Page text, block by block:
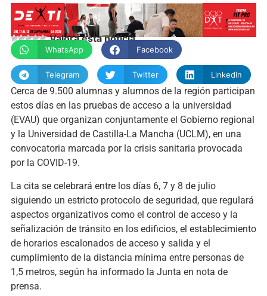
Valora esta noticia
WhatsApp Facebook
Telegram Twitter LinkedIn
Cerca de 9.500 alumnas y alumnos de la región participan
estos días en las pruebas de acceso a la universidad
(EVAU) que organizan conjuntamente el Gobierno regional
y la Universidad de Castilla-La Mancha (UCLM), en una
convocatoria marcada por la crisis sanitaria provocada
por la COVID-19.
La cita se celebrará entre los días 6, 7 y 8 de julio
siguiendo un estricto protocolo de seguridad, que regulará
aspectos organizativos como el control de acceso y la
señalización de tránsito en los edificios, el establecimiento
de horarios escalonados de acceso y salida y el
cumplimiento de la distancia mínima entre personas de
1,5 metros, según ha informado la Junta en nota de
prensa.